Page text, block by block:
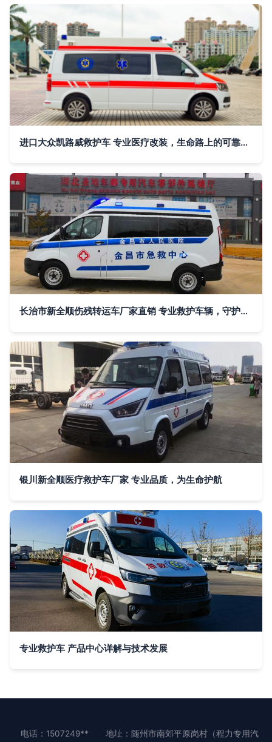
进口大众凯路威救护车 专业医疗改装，生命路上的可靠伙伴
长治市新全顺伤残转运车厂家直销 专业救护车辆，守护生命通道
银川新全顺医疗救护车厂家 专业品质，为生命护航
专业救护车 产品中心详解与技术发展
电话：1507249**
地址：随州市南郊平原岗村（程力专用汽